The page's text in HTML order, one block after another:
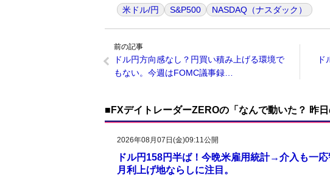
米ドル/円 S&P500 NASDAQ（ナスダック）
前の記事
ドル円方向感なし？円買い積み上げる環境で
もない。今週はFOMC議事録…
■FXデイトレーダーZEROの「なんで動いた？ 昨
2026年08月07日(金)09:11公開
ドル円158円半ば！今晩米雇用統計→介入も一
月利上げ地ならしに注目。